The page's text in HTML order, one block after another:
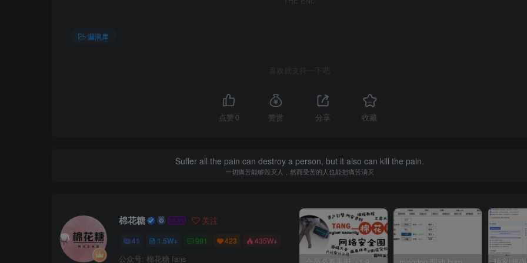
漏洞库
喜欢就支持一下吧
点赞 0 赞赏 分享 收藏
Suffer all the pain can destroy a person, but it also can kill the pain.
一切痛苦能够毁灭人，然而受苦的人也能把痛苦消灭
棉花糖 关注
41 1.5W+ 991 423 435W+
公众号: 棉花糖 fans